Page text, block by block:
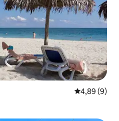
Évaluation
4,89 (9)